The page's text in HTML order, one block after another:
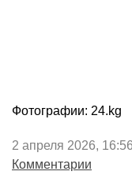
Фотографии: 24.kg
2 апреля 2026,
Комментарии